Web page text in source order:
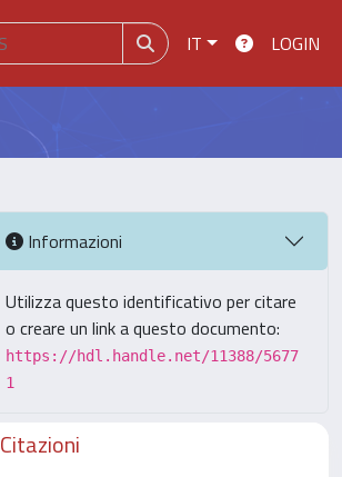
IT LOGIN
Informazioni
Utilizza questo identificativo per citare
o creare un link a questo documento:
https://hdl.handle.net/11388/5677
1
Citazioni